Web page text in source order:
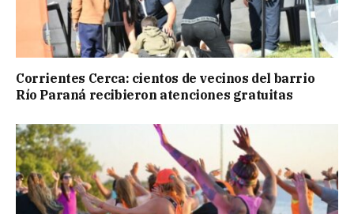
Corrientes Cerca: cientos de vecinos del barrio
Río Paraná recibieron atenciones gratuitas